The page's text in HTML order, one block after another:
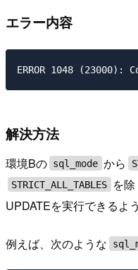
エラー内容
解決方法
環境Bの sql_mode から
STRICT_ALL_TABLES
を
UPDATEを実行できるよ
例えば、次のような